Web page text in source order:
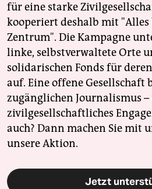
für eine starke
kooperiert deshalb mit
Zentrum". Die Kampagne
linke, selbstverwaltete Orte
solidarischen Fonds für
auf. Eine offene Gesellschaft
zugänglichen Journalismus
zivilgesellschaftliches
auch? Dann machen Sie mit
unsere Aktion.
Jetzt